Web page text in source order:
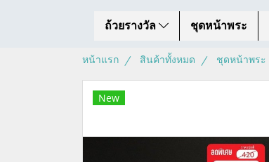
ถ้วยรางวัล ชุดหน้าพระ
หน้าแรก สินค้าทั้งหมด ชุดหน้าพระ
New